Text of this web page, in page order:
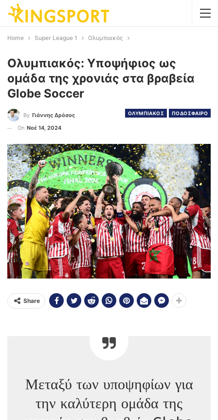
Home Super League 1 Ολυμπιακός
Ολυμπιακός: Υποψήφιος ως
ομάδα της χρονιάς στα βραβεία
Globe Soccer
ΟΛΥΜΠΙΑΚΟΣ ΠΟΔΟΣΦΑΙΡΟ
By Γιάννης Δρόσος
On Νοέ 14, 2024
Share
Μεταξύ των υποψηφίων για
την καλύτερη ομάδα της